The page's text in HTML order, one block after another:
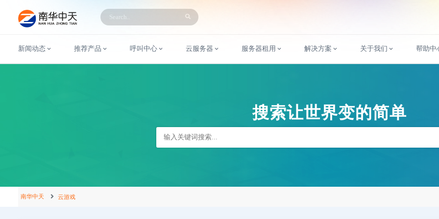
新闻动态 推荐产品 呼叫中心 云服务器 服务器租用 解决方案 关于我们 帮助中
搜索让世界变的简单
南华中天 云游戏